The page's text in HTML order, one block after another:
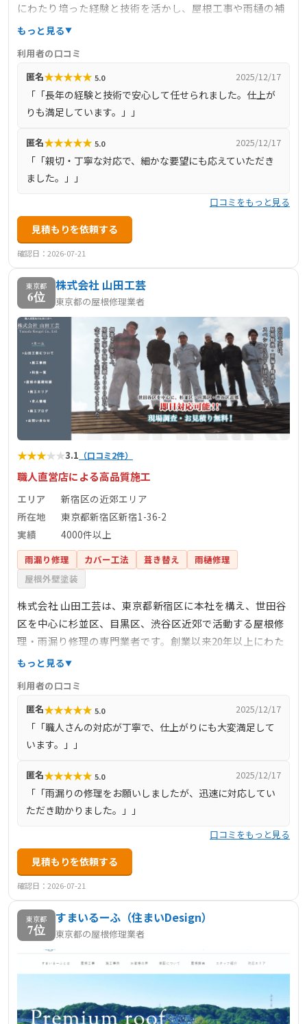
にわたり培った経験と技術を活かし、屋根工事や雨樋の補
修・交換、外装サイディング、塗装、リフォームなど、建
ガルバリウム鋼板、波板、カラーベストなどの屋根材を使
用した屋根の張り替え・葺き替え工事を得意とし、お客様
のご要望にプラスアルファの提案を行うことで、高品質な
施工を提供しています。自社施工による安心感と、親切・
もっと見る
利用者の口コミ
匿名★★★★★ 5.0 2025/12/17
「「長年の経験と技術で安心して任せられました。仕上が
りも満足しています。」」
匿名★★★★★ 5.0 2025/12/17
「「親切・丁寧な対応で、細かな要望にも応えていただき
ました。」」
口コミをもっと見る
見積もりを依頼する
確認日：2026-07-21
東京都
6位
株式会社 山田工芸
東京都の屋根修理業者
★★★★★3.1 （口コミ2件）
職人直営店による高品質施工
エリア
新宿区の近郊エリア
所在地
東京都新宿区新宿1-36-2
実績
4000件以上
雨漏り修理 カバー工法 葺き替え
雨樋修理
屋根外壁塗装
株式会社 山田工芸は、東京都新宿区に本社を構え、世田谷
区を中心に杉並区、目黒区、渋谷区近郊で活動する屋根修
理・雨漏り修理の専門業者です。創業以来20年以上にわた
り、「何をすればお客様にとって最善なのか？」を追求
に考えてきました。これまでに4000件以上の施工実績を持
ち、職人直営店として、打ち合わせから施工まで全て自社
の熟練職人が対応しています。これにより、高品質な施工
とスピーディーな意思疎通を実現し、お客様からの信頼を
もっと見る
利用者の口コミ
匿名★★★★★ 5.0 2025/12/17
「「職人さんの対応が丁寧で、仕上がりにも大変満足して
います。」」
匿名★★★★★ 5.0 2025/12/17
「「雨漏りの修理をお願いしましたが、迅速に対応してい
ただき助かりました。」」
口コミをもっと見る
見積もりを依頼する
確認日：2026-07-21
東京都
7位
すまいるーふ（住まいDesign）
東京都の屋根修理業者